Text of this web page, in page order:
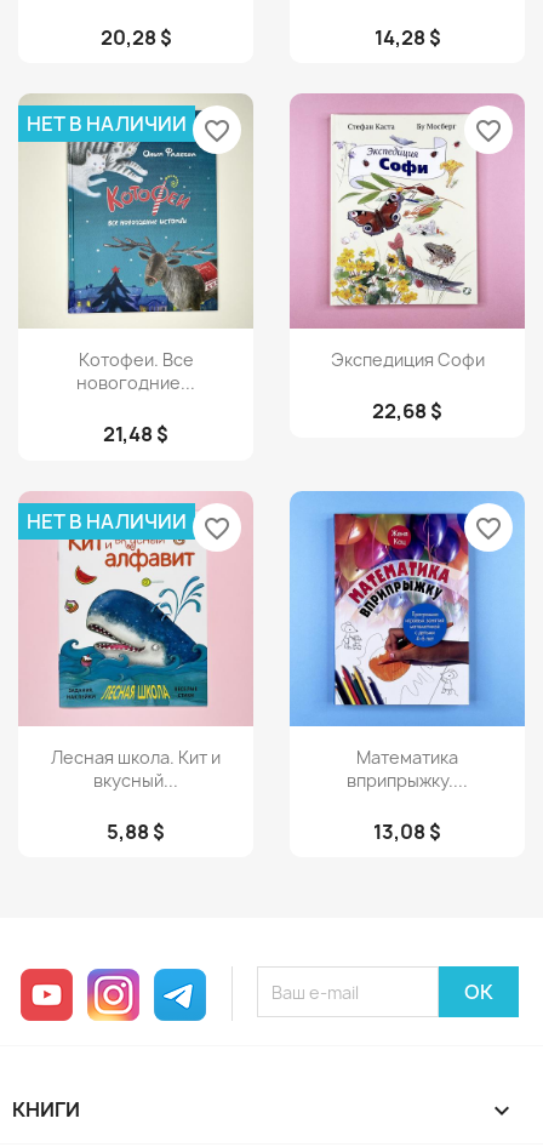
20,28 $ 14,28 $
Просмотр
Котофеи. Все
новогодние...
21,48 $
НЕТ В НАЛИЧИИ favorite_border
Просмотр
Экспедиция Софи
22,68 $
favorite_border
Просмотр
Лесная школа. Кит и
вкусный...
5,88 $
НЕТ В НАЛИЧИИ favorite_border
Просмотр
Математика
вприпрыжку....
13,08 $
favorite_border
YouTube InstagramTelegram
КНИГИ 